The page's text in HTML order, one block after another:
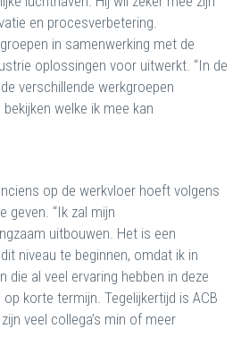
en procesverbetering.
in samenwerking met de
oplossingen voor uitwerkt. “In de
verschillende werkgroepen
welke ik mee kan
op de werkvloer hoeft volgens
geven. “Ik zal mijn
uitbouwen. Het is een
niveau te beginnen, omdat ik in
al veel ervaring hebben in deze
korte termijn. Tegelijkertijd is ACB
veel collega’s min of meer